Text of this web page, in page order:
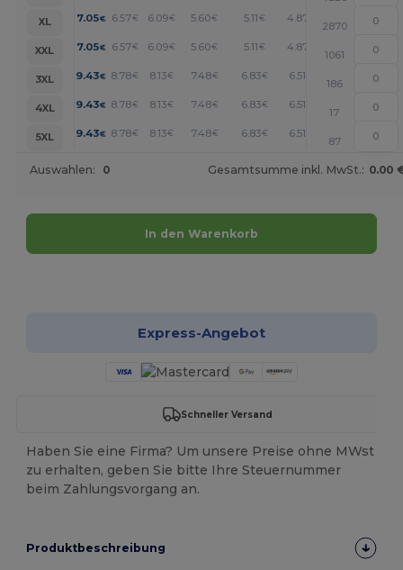
XL
7.05€ 6.57€ 6.09€ 5.60€ 5.11€ 4.87 +
2870
XXL
7.05€ 6.57€ 6.09€ 5.60€ 5.11€ 4.87 +
1061
3XL
9.43€ 8.78€ 8.13€ 7.48€ 6.83€ 6.51 +
186
4XL
9.43€ 8.78€ 8.13€ 7.48€ 6.83€ 6.51 +
17
5XL
9.43€ 8.78€ 8.13€ 7.48€ 6.83€ 6.51 +
87
Auswahlen: 0 Gesamtsumme inkl. MwSt.: 0.00
In den Warenkorb
Express-Angebot
Schneller Versand
Haben Sie eine Firma? Um unsere Preise ohne MWst
zu erhalten, geben Sie bitte Ihre Steuernummer
beim Zahlungsvorgang an.
Produktbeschreibung